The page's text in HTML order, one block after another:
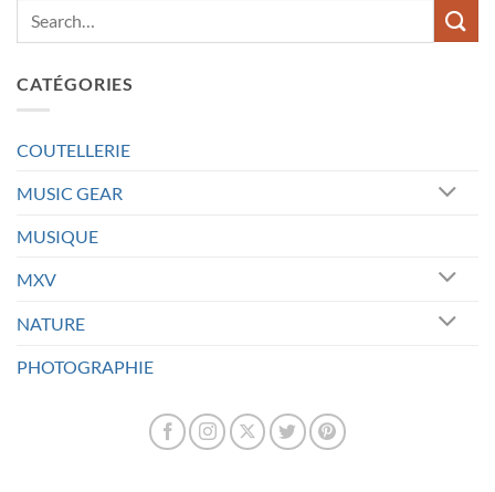
CATÉGORIES
COUTELLERIE
MUSIC GEAR
MUSIQUE
MXV
NATURE
PHOTOGRAPHIE